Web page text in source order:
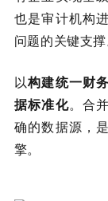
也是审计机构
问题的关键支撑
以构建统一财
据标准化。合
确的数据源，
擎。